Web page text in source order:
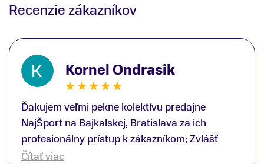
Recenzie zákazníkov
Kornel Ondrasik
Ďakujem veľmi pekne kolektívu predajne
NajŠport na Bajkalskej, Bratislava za ich
profesionálny prístup k zákazníkom; Zvlášť
ďakujem špecialistovi Martinovi Gunišovi za
Čítať viac